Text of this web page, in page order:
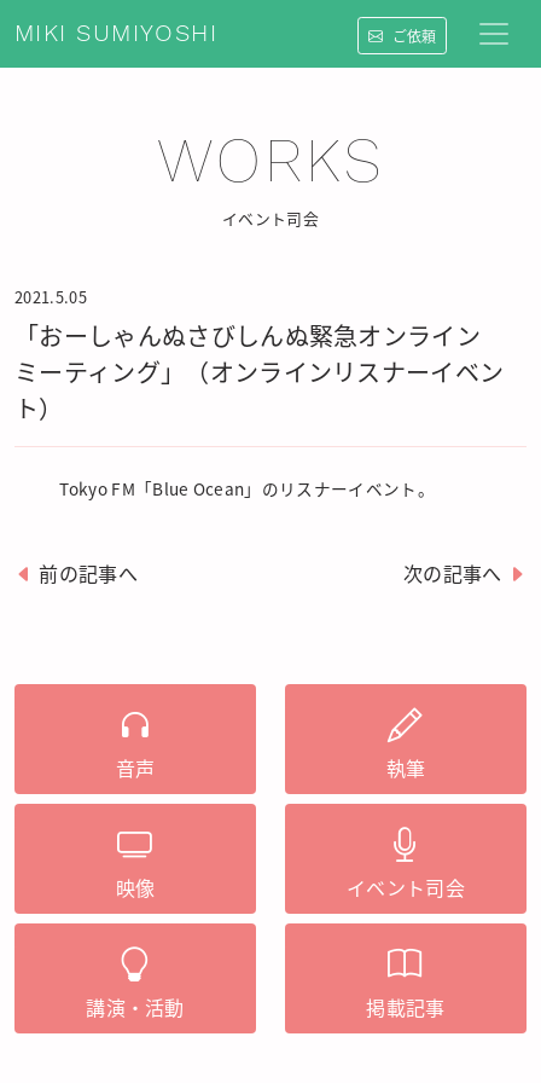
MIKI SUMIYOSHI ご依頼
WORKS
イベント司会
2021.5.05
「おーしゃんぬさびしんぬ緊急オンライン
ミーティング」（オンラインリスナーイベン
ト）
Tokyo FM「Blue Ocean」のリスナーイベント。
前の記事へ 次の記事へ
音声 執筆
映像 イベント司会
講演・活動 掲載記事